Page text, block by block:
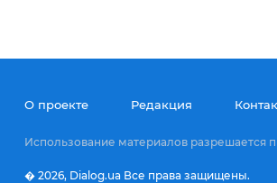
О проекте Редакция
Использование материалов разрешается
� 2026, Dialog.ua Все права защищены.